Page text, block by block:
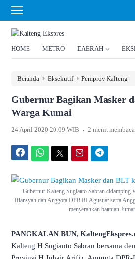
HOME METRO DAERAH
Beranda › Eksekutif › Pemprov Kalteng
Gubernur Bagikan Masker
Warga Kumai
24 April 2020 20:09 WIB . 2 menit membaca
Gubernur Kalteng Sugianto Sabran didamping
Riansyah dan Anggota DPR RI Agustiar serta
menyerahkan bantuan
PANGKALAN BUN,
Kalteng H Sugianto Sabran bersama